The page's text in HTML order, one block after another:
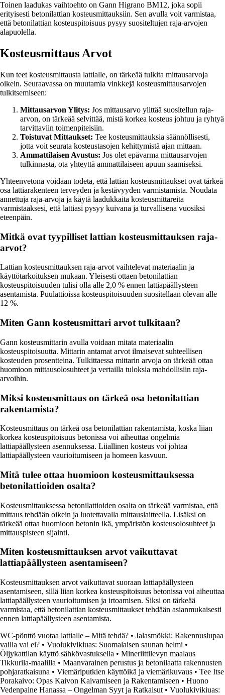
Toinen laadukas vaihtoehto on Gann Higrano BM12, joka sopii
erityisesti betonilattian kosteusmittauksiin. Sen avulla voit varmistaa,
että betonilattian kosteuspitoisuus pysyy suositeltujen raja-arvojen
alapuolella.
Kosteusmittaus Arvot
Kun teet kosteusmittausta lattialle, on tärkeää tulkita mittausarvoja
oikein. Seuraavassa on muutamia vinkkejä kosteusmittausarvojen
tulkitsemiseen:
Mittausarvon Ylitys: Jos mittausarvo ylittää suositellun raja-
arvon, on tärkeää selvittää, mistä korkea kosteus johtuu ja ryhtyä
tarvittaviin toimenpiteisiin.
Toistuvat Mittaukset: Tee kosteusmittauksia säännöllisesti,
jotta voit seurata kosteustasojen kehittymistä ajan mittaan.
Ammattilaisen Avustus: Jos olet epävarma mittausarvojen
tulkinnasta, ota yhteyttä ammattilaiseen apuun saamiseksi.
Yhteenvetona voidaan todeta, että lattian kosteusmittaukset ovat tärkeä
osa lattiarakenteen terveyden ja kestävyyden varmistamista. Noudata
annettuja raja-arvoja ja käytä laadukkaita kosteusmittareita
varmistaaksesi, että lattiasi pysyy kuivana ja turvallisena vuosiksi
eteenpäin.
Mitkä ovat tyypilliset lattian kosteusmittauksen raja-
arvot?
Lattian kosteusmittauksen raja-arvot vaihtelevat materiaalin ja
käyttötarkoituksen mukaan. Yleisesti ottaen betonilattian
kosteuspitoisuuden tulisi olla alle 2,0 % ennen lattiapäällysteen
asentamista. Puulattioissa kosteuspitoisuuden suositellaan olevan alle
12 %.
Miten Gann kosteusmittari arvot tulkitaan?
Gann kosteusmittarin avulla voidaan mitata materiaalin
kosteuspitoisuutta. Mittarin antamat arvot ilmaisevat suhteellisen
kosteuden prosentteina. Tulkittaessa mittarin arvoja on tärkeää ottaa
huomioon mittausolosuhteet ja vertailla tuloksia mahdollisiin raja-
arvoihin.
Miksi kosteusmittaus on tärkeä osa betonilattian
rakentamista?
Kosteusmittaus on tärkeä osa betonilattian rakentamista, koska liian
korkea kosteuspitoisuus betonissa voi aiheuttaa ongelmia
lattiapäällysteen asennuksessa. Liiallinen kosteus voi johtaa
lattiapäällysteen vaurioitumiseen ja homeen kasvuun.
Mitä tulee ottaa huomioon kosteusmittauksessa
betonilattioiden osalta?
Kosteusmittauksessa betonilattioiden osalta on tärkeää varmistaa, että
mittaus tehdään oikein ja luotettavalla mittauslaitteella. Lisäksi on
tärkeää ottaa huomioon betonin ikä, ympäristön kosteusolosuhteet ja
mittauspisteen sijainti.
Miten kosteusmittauksen arvot vaikuttavat
lattiapäällysteen asentamiseen?
Kosteusmittauksen arvot vaikuttavat suoraan lattiapäällysteen
asentamiseen, sillä liian korkea kosteuspitoisuus betonissa voi aiheuttaa
lattiapäällysteen vaurioitumisen ja irtoamisen. Siksi on tärkeää
varmistaa, että betonilattian kosteusmittaukset tehdään asianmukaisesti
ennen lattiapäällysteen asentamista.
WC-pönttö vuotaa lattialle – Mitä tehdä? • Jalasmökki: Rakennuslupaa
vailla vai ei? • Vuolukivikiuas: Suomalaisen saunan helmi •
Öljykattilan käyttö sähkövastuksella • Mineriittilevyn maalaus
Tikkurila-maalilla • Maanvarainen perustus ja betonilaatta rakennusten
pohjaratkaisuna • Viemäriputkien käyttöikä ja viemärikuvaus • Tee Itse
Porakaivo: Opas Kaivon Kaivamiseen ja Rakentamiseen • Huono
Vedenpaine Hanassa – Ongelman Syyt ja Ratkaisut • Vuolukivikiuas: